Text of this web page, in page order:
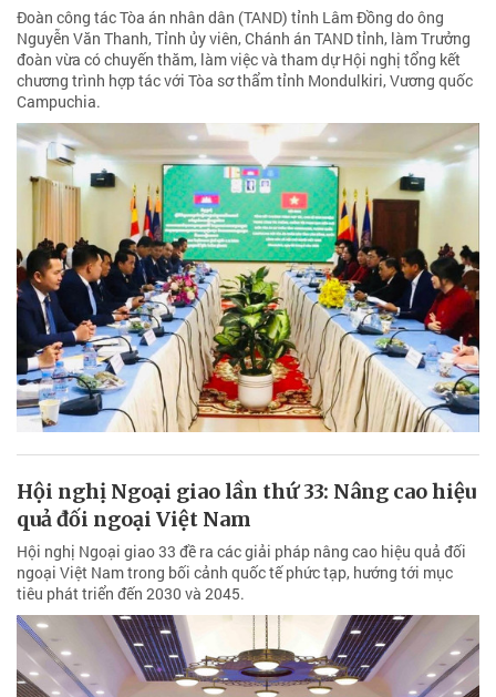
Đoàn công tác Tòa án nhân dân (TAND) tỉnh Lâm Đồng do ông
Nguyễn Văn Thanh, Tỉnh ủy viên, Chánh án TAND tỉnh, làm Trưởng
đoàn vừa có chuyến thăm, làm việc và tham dự Hội nghị tổng kết
chương trình hợp tác với Tòa sơ thẩm tỉnh Mondulkiri, Vương quốc
Campuchia.
Hội nghị Ngoại giao lần thứ 33: Nâng cao hiệu
quả đối ngoại Việt Nam
Hội nghị Ngoại giao 33 đề ra các giải pháp nâng cao hiệu quả đối
ngoại Việt Nam trong bối cảnh quốc tế phức tạp, hướng tới mục
tiêu phát triển đến 2030 và 2045.